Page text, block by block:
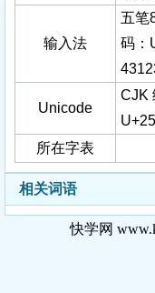
输入法
五笔
码：
Unicode
CJK
所在字表
相关词语
快学网